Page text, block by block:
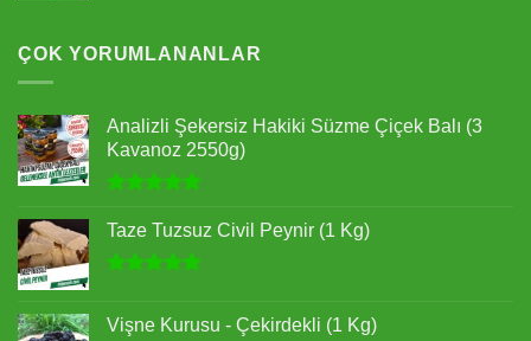
ÇOK YORUMLANANLAR
Analizli Şekersiz Hakiki Süzme Çiçek Balı (3
Kavanoz 2550g)
5.00oy
Taze Tuzsuz Civil Peynir (1 Kg)
aldı
Vişne Kurusu - Çekirdekli (1 Kg)